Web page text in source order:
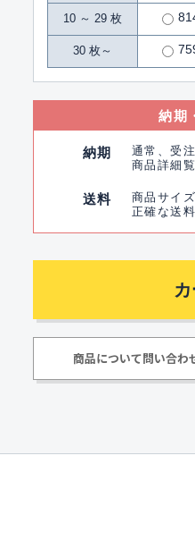
10 ～ 29 枚
30 枚～
納期
納期
通常、受
商品詳細
送料
商品サイ
正確な送
商品について問い合わ